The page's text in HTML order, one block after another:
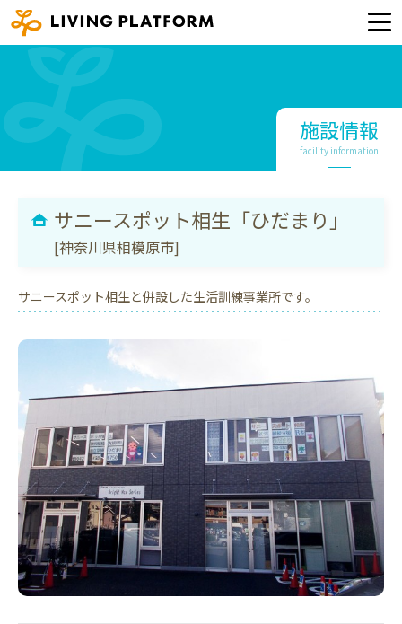
施設情報
facility information
サニースポット相生「ひだまり」
[神奈川県相模原市]
サニースポット相生と併設した生活訓練事業所です。